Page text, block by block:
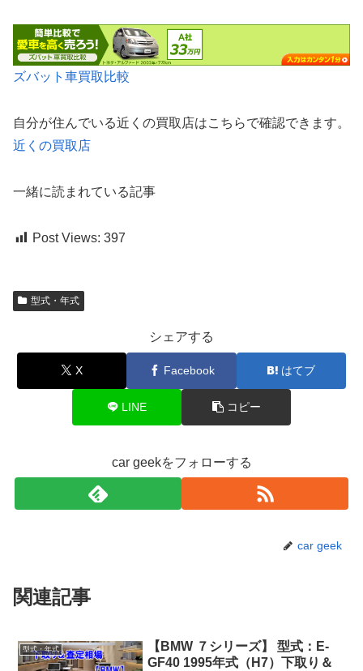
ズバット車買取比較
自分が住んでいる近くの買取店はこちらで確認できます。
近くの買取店
一緒に読まれている記事
Post Views: 397
型式・年式
シェアする
X Facebook はてブ
LINE コピー
car geekをフォローする
car geek
関連記事
型式・年式
【BMW ７シリーズ】 型式：E-
GF40 1995年式（H7）下取り＆